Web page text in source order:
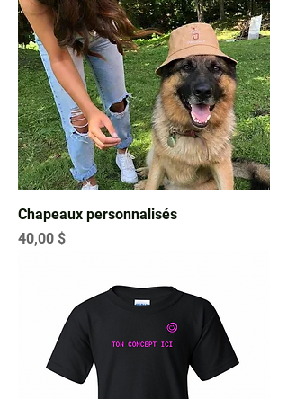
Chapeaux personnalisés
Prix
40,00 $